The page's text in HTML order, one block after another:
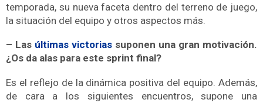
temporada, su nueva faceta dentro del terreno de juego,
la situación del equipo y otros aspectos más.
– Las últimas victorias suponen una gran motivación.
¿Os da alas para este sprint final?
Es el reflejo de la dinámica positiva del equipo. Además,
de cara a los siguientes encuentros, supone una